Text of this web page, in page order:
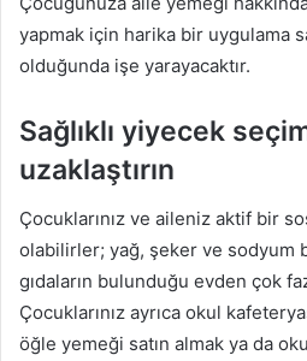
yapmak için harika bir uygulama
olduğunda işe yarayacaktır.
Sağlıklı yiyecek
uzaklaştırın
Çocuklarınız ve aileniz aktif bir
olabilirler; yağ, şeker ve sodyum
gıdaların bulunduğu evden çok
Çocuklarınız ayrıca okul
öğle yemeği satın almak ya da